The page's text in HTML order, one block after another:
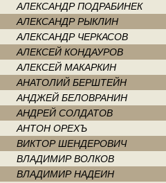
АЛЕКСАНДР ПОДРАБИНЕК
АЛЕКСАНДР РЫКЛИН
АЛЕКСАНДР ЧЕРКАСОВ
АЛЕКСЕЙ КОНДАУРОВ
АЛЕКСЕЙ МАКАРКИН
АНАТОЛИЙ БЕРШТЕЙН
АНДЖЕЙ БЕЛОВРАНИН
АНДРЕЙ СОЛДАТОВ
АНТОН ОРЕХЪ
ВИКТОР ШЕНДЕРОВИЧ
ВЛАДИМИР ВОЛКОВ
ВЛАДИМИР НАДЕИН